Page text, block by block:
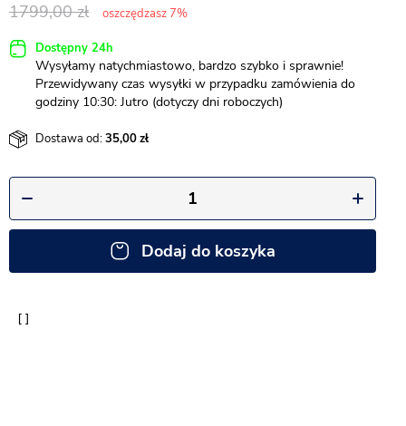
1799,00 oszczędzasz 7%
Dostępny 24h
Wysyłamy natychmiastowo, bardzo szybko i sprawnie!
Przewidywany czas wysyłki w przypadku zamówienia do
godziny 10:30: Jutro (dotyczy dni roboczych)
Dostawa od:35,00
Dodaj do koszyka